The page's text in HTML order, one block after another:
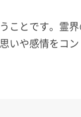
ことです。霊
いや感情をコ